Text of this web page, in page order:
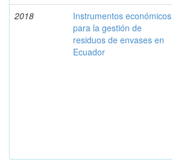
2018
Instrumentos económicos
para la gestión de
residuos de envases en
Ecuador